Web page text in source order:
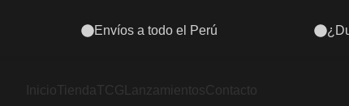
¿Dudas?Contáctanos al 935 484 070
InicioTiendaTCG LanzamientosContacto